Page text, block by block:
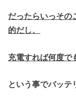
だったらいっその
的だし、
充電すれば何度で
という事でバッテ